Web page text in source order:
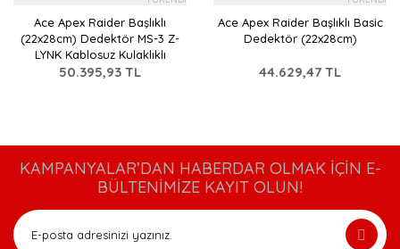
Ace Apex Raider Başlıklı
(22x28cm) Dedektör MS-3 Z-
LYNK Kablosuz Kulaklıklı
50.395,93 TL
Ace Apex Raider Başlıklı Basic
Dedektör (22x28cm)
44.629,47 TL
KAMPANYALAR’DAN HABERDAR OLMAK İÇİN E-
BÜLTENİMİZE KAYIT OLUN!